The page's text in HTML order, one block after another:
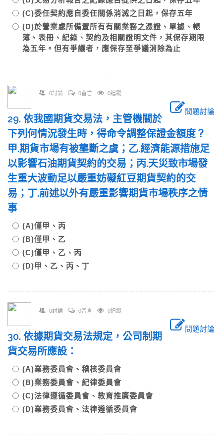
(C)委任契約應自委任關係消滅之日起，保存五年
(D)於營業處所備置所有有關業務之憑證、單據、帳
簿、表冊、紀錄、契約及相關證明文件，其保存期限
為五年。但有爭議者，應保存至爭議消除為止
0討論 0留言 0追蹤
問題討論
29. 依我國期貨交易法，主管機關於
下列何情況發生時，得命令調整保證金額度？
甲.期貨市場有被壟斷之虞；乙.經濟能源措施足
以影響石油期貨契約的交易；丙.天災致市場發
生重大波動足以嚴重妨礙紅豆期貨契約的交
易；丁.前述以外有嚴重影響期貨市場秩序之情
事
(A)僅甲、丙
(B)僅甲、乙
(C)僅甲、乙、丙
(D)甲、乙、丙、丁
0討論 0留言 0追蹤
問題討論
30. 依據期貨交易法規定，公司制期
貨交易所應設：
(A)業務委員會、稽核委員會
(B)業務委員會、紀律委員會
(C)法律遵循委員會、教育推廣委員會
(D)業務委員會、法律遵循委員會